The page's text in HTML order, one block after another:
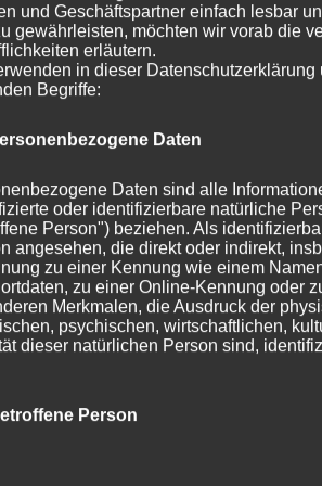
Artikel
abzugeben.
und Geschäftspartner einfach lesbar
gewährleisten, möchten wir vorab die
erläutern.
in dieser Datenschutzerklärung
Begriffe:
Daten
Daten sind alle
oder identifizierbare natürliche
Person") beziehen. Als
angesehen, die direkt oder indirekt,
zu einer Kennung wie einem
zu einer Online-Kennung oder
Merkmalen, die Ausdruck der
psychischen, wirtschaftlichen,
dieser natürlichen Person sind,
Person